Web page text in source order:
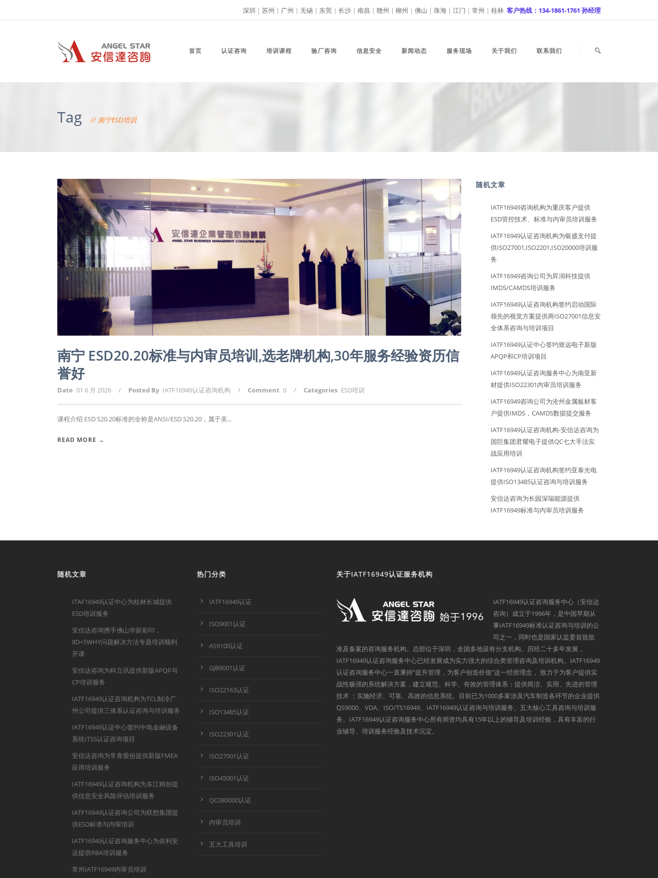
深圳 | 苏州 | 广州 | 无锡 | 东莞 | 长沙 | 南昌 | 赣州 | 柳州 | 佛山 | 珠海 | 江门 | 常州 | 桂林 客户热线：134-1861-1761 孙经理
首页 认证咨询 培训课程 验厂咨询 信息安全 新闻动态 服务现场 关于我们 联系我们
Tag 南宁ESD培训
南宁 ESD20.20标准与内审员培训,选老牌机构,30年服务经验资历信
誉好
Date 01 6 月 2026 / Posted By IATF16949认证咨询机构 / Comment 0 / Categories ESD培训
课程介绍 ESD S20.20标准的全称是ANSI/ESD S20.20，属于美...
READ MORE →
随机文章
IATF16949咨询机构为重庆客户提供
ESD管控技术、标准与内审员培训服务
IATF16949认证咨询机构为银盛支付提
供ISO27001,ISO2201,ISO20000培训服
务
IATF16949咨询公司为昇润科技提供
IMDS/CAMDS培训服务
IATF16949认证咨询机构签约启动国际
领先的视觉方案提供商ISO27001信息安
全体系咨询与培训项目
IATF16949认证中心签约致远电子新版
APQP和CP培训项目
IATF16949认证咨询服务中心为南亚新
材提供ISO22301内审员培训服务
IATF16949咨询公司为沧州金属板材客
户提供IMDS，CAMDS数据提交服务
IATF16949认证咨询机构-安信达咨询为
国巨集团君耀电子提供QC七大手法实
战应用培训
IATF16949认证咨询机构签约亚泰光电
提供ISO13485认证咨询与培训服务
安信达咨询为长园深瑞能源提供
IATF16949标准与内审员培训服务
随机文章
ITAF16949认证中心为桂林长城提供
ESD培训服务
安信达咨询携手佛山华新彩印，
8D+5WHY问题解决方法专题培训顺利
开课
安信达咨询为科立讯提供新版APQP与
CP培训服务
IATF16949认证咨询机构为TCL制冷广
州公司提供三体系认证咨询与培训服务
IATF16949认证中心签约中电金融设备
系统ITSS认证咨询项目
安信达咨询为常青股份提供新版FMEA
应用培训服务
IATF16949认证咨询机构为东江精创提
供信息安全风险评估培训服务
IATF16949认证咨询公司为联想集团提
供ESD标准与内审培训
IATF16949认证咨询服务中心为依利安
达提供RBA培训服务
常州IATF16949内审员培训
热门分类
IATF16949认证
ISO9001认证
AS9100认证
GJB9001认证
ISO22163认证
ISO13485认证
ISO22301认证
ISO27001认证
ISO45001认证
QC080000认证
内审员培训
五大工具培训
关于IATF16949认证服务机构
IATF16949认证咨询服务中心（安信达
咨询）成立于1996年，是中国早期从
事IATF16949标准认证咨询与培训的公
司之一，同时也是国家认监委首批批
准及备案的咨询服务机构。总部位于深圳，全国多地设有分支机构。历经二十多年发展，
IATF16949认证咨询服务中心已经发展成为实力强大的综合类管理咨询及培训机构。IATF16949
认证咨询服务中心一直秉持“提升管理，为客户创造价值”这一经营理念， 致力于为客户提供实
战性极强的系统解决方案，建立规范、科学、有效的管理体系；提供简洁、实用、先进的管理
技术 ；实施经济、可靠、高效的信息系统。目前已为1000多家涉及汽车制造各环节的企业提供
QS9000、VDA、ISO/TS16949、IATF16949认证咨询与培训服务、五大核心工具咨询与培训服
务。IATF16949认证咨询服务中心所有师资均具有15年以上的辅导及培训经验，具有丰富的行
业辅导、培训服务经验及技术沉淀。